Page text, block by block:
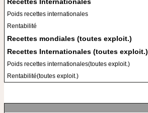
Poids recettes internationales
Rentabilité
Recettes mondiales (toutes exploit.)
Recettes Internationales (toutes exploit.)
Poids recettes internationales(toutes exploit.)
Rentabilité(toutes exploit.)